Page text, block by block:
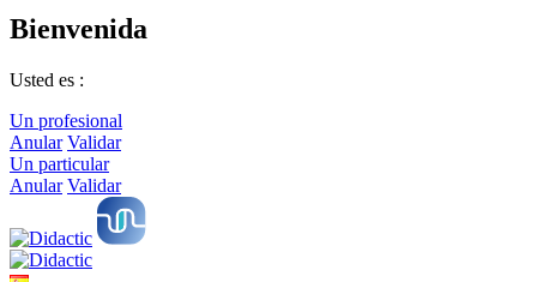
Bienvenida
Usted es :
Un profesional
Anular Validar
Un particular
Anular Validar